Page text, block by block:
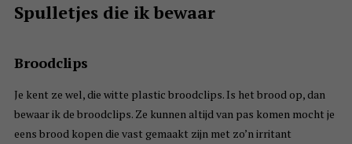
Spulletjes die ik bewaar
Broodclips
Je kent ze wel, die witte plastic broodclips. Is het brood op, dan
bewaar ik de broodclips. Ze kunnen altijd van pas komen mocht je
eens brood kopen die vast gemaakt zijn met zo’n irritant